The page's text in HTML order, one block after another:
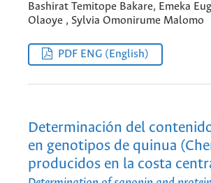
Bashirat Temitope Bakare, Emeka
Olaoye , Sylvia Omonirume Malomo
PDF ENG (English)
Determinación del
en genotipos de quinua
producidos en la costa